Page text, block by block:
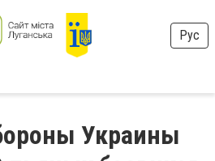
Рус
Украины